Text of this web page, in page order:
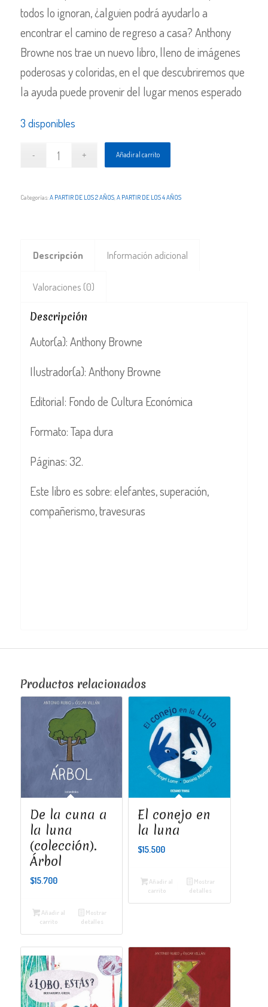
todos lo ignoran, ¿alguien podrá ayudarlo a
encontrar el camino de regreso a casa? Anthony
Browne nos trae un nuevo libro, lleno de imágenes
poderosas y coloridas, en el que descubriremos que
la ayuda puede provenir del lugar menos esperado
3 disponibles
Añadir al carrito
Categorías:A PARTIR DE LOS 2 AÑOS,A PARTIR DE LOS 4 AÑOS
Descripción Información adicional
Valoraciones (0)
Descripción
Autor(a): Anthony Browne
Ilustrador(a): Anthony Browne
Editorial: Fondo de Cultura Económica
Formato: Tapa dura
Páginas: 32.
Este libro es sobre: elefantes, superación,
compañerismo, travesuras
Productos relacionados
De la cuna a
la luna
(colección).
Árbol
$15.700
Añadir al
carrito
Mostrar
detalles
El conejo en
la luna
$15.500
Añadir al
carrito
Mostrar
detalles